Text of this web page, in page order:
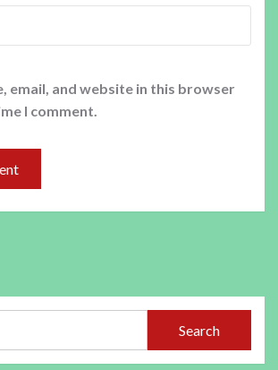
email, and website in this browser
I comment.
Search